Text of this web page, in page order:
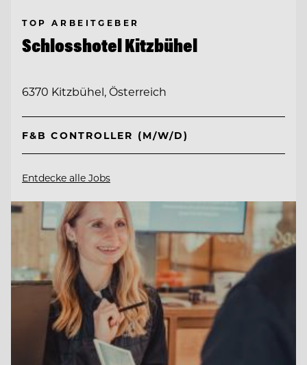
TOP ARBEITGEBER
Schlosshotel Kitzbühel
6370 Kitzbühel, Österreich
F&B CONTROLLER (M/W/D)
Entdecke alle Jobs